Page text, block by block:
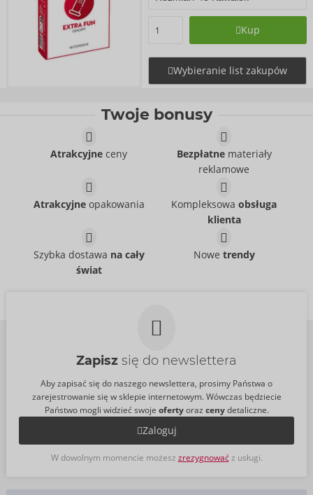
Kup
Wybieranie list zakupów
Twoje bonusy
Atrakcyjne ceny Bezpłatnemateriały
reklamowe
Atrakcyjneopakowania Kompleksowaobsługa
klienta
Szybka dostawa na cały
świat
Nowe trendy
Zapisz się do newslettera
Aby zapisać się do naszego newslettera, prosimy Państwa o
zarejestrowanie się w sklepie internetowym. Wówczas będziecie
Państwo mogli widzieć swoje ofertyoraz cenydetaliczne.
Zaloguj
W dowolnym momencie możesz zrezygnowaćz usługi.